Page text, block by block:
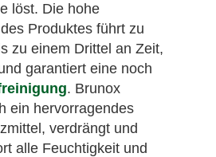
löst. Die hohe
Produktes führt zu
zu einem Drittel an Zeit,
garantiert eine noch
. Brunox
ein hervorragendes
verdrängt und
alle Feuchtigkeit und